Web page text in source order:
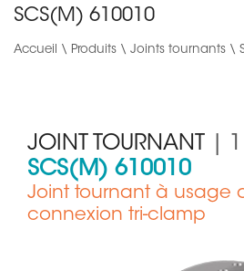
Main
SCS(M) 610010
Accueil \ Produits \ Joints tournants \
JOINT TOURNANT
| 1
SCS(M) 610010
Joint tournant à usage
connexion tri-clamp